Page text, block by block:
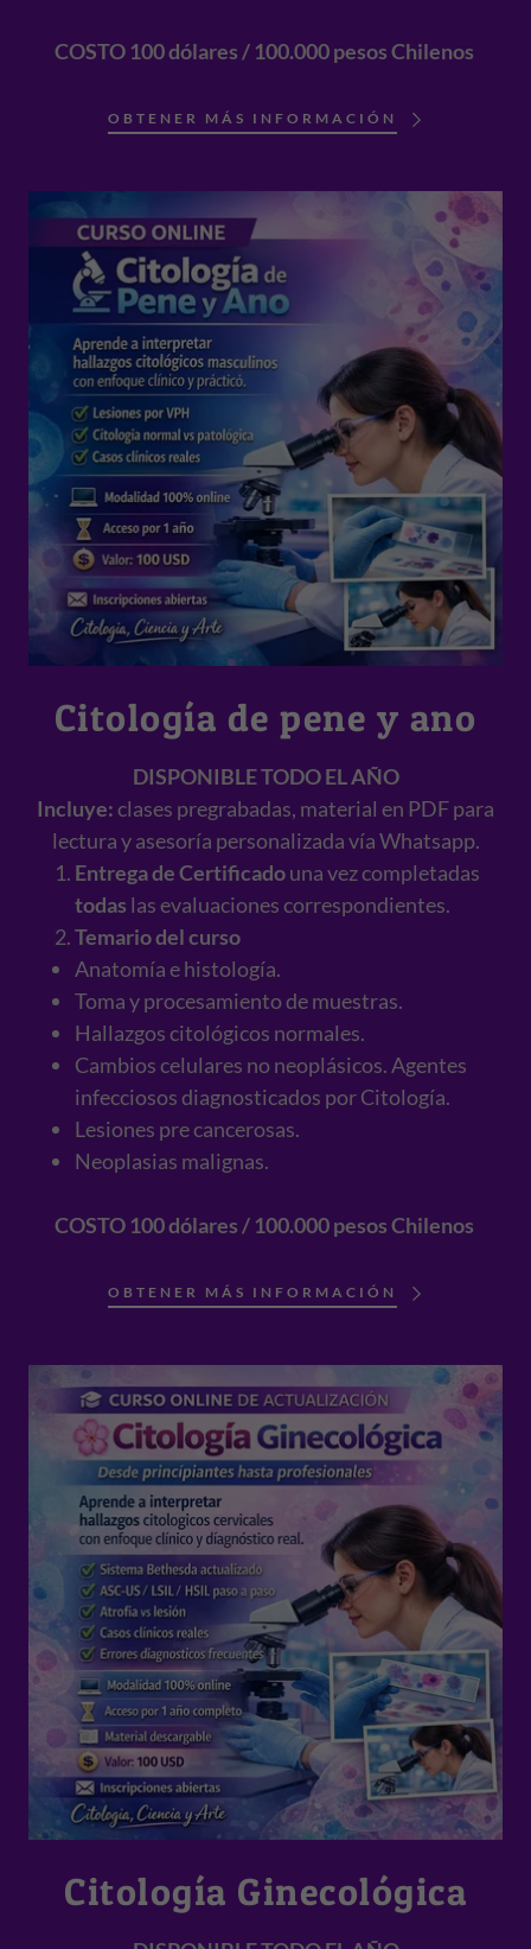
COSTO 100 dólares / 100.000 pesos Chilenos
OBTENER MÁS INFORMACIÓN
Citología de pene y ano
DISPONIBLE TODO EL AÑO
Incluye:clases pregrabadas, material en PDF para
lectura y asesoría personalizada vía Whatsapp.
Entrega de Certificadouna vez completadas
todas las evaluaciones correspondientes.
Temario del curso
Anatomía e histología.
Toma y procesamiento de muestras.
Hallazgos citológicos normales.
Cambios celulares no neoplásicos. Agentes
infecciosos diagnosticados por Citología.
Lesiones pre cancerosas.
Neoplasias malignas.
COSTO 100 dólares / 100.000 pesos Chilenos
OBTENER MÁS INFORMACIÓN
Citología Ginecológica